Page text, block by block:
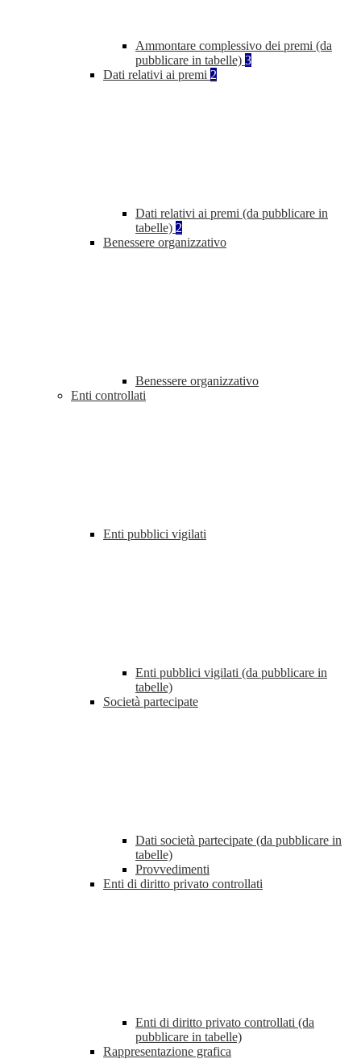
Ammontare complessivo dei premi (da
pubblicare in tabelle) 3
Dati relativi ai premi 2
Dati relativi ai premi (da pubblicare in
tabelle) 2
Benessere organizzativo
Benessere organizzativo
Enti controllati
Enti pubblici vigilati
Enti pubblici vigilati (da pubblicare in
tabelle)
Società partecipate
Dati società partecipate (da pubblicare in
tabelle)
Provvedimenti
Enti di diritto privato controllati
Enti di diritto privato controllati (da
pubblicare in tabelle)
Rappresentazione grafica